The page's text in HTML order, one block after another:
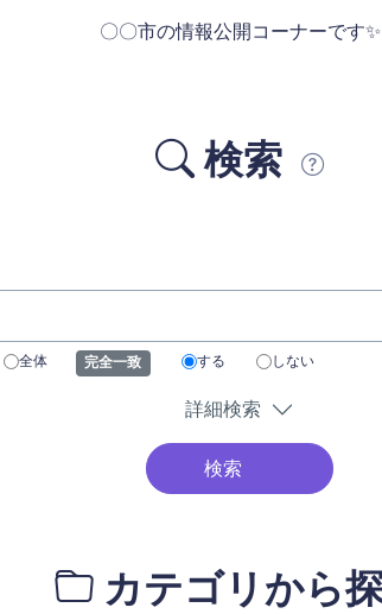
〇〇市の情報公開コーナーです✨
検索
全体 完全一致 する しない
詳細検索
検索
カテゴリから